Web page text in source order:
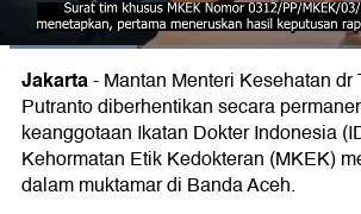
Jakarta-Mantan Menteri Kesehatan dr
Putranto diberhentikan secara
keanggotaan Ikatan Dokter Indonesia
Kehormatan Etik Kedokteran (MKEK)
dalam muktamar di Banda Aceh.